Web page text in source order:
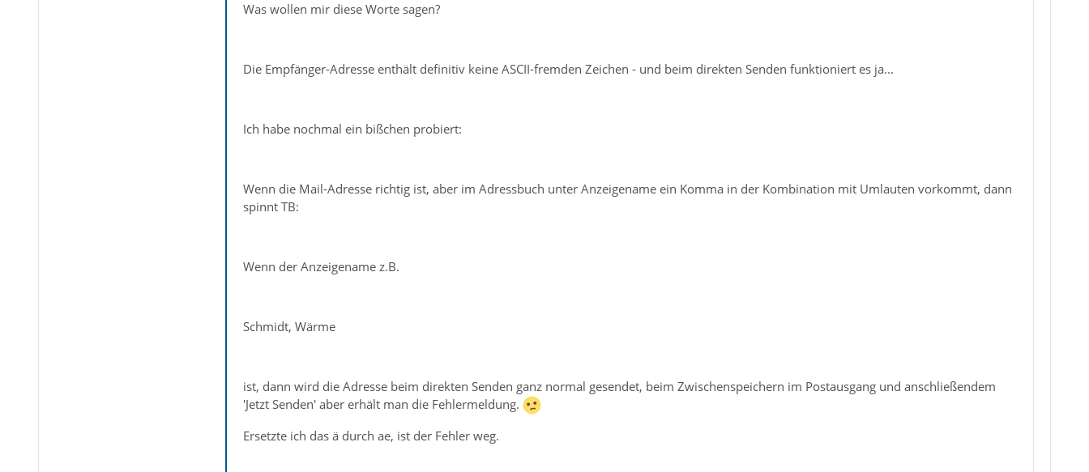
Was wollen mir diese Worte sagen?
Die Empfänger-Adresse enthält definitiv keine ASCII-fremden Zeichen - und beim direkten Senden funktioniert es ja...
Ich habe nochmal ein bißchen probiert:
Wenn die Mail-Adresse richtig ist, aber im Adressbuch unter Anzeigename ein Komma in der Kombination mit Umlauten vorkommt, dann
spinnt TB:
Wenn der Anzeigename z.B.
Schmidt, Wärme
ist, dann wird die Adresse beim direkten Senden ganz normal gesendet, beim Zwischenspeichern im Postausgang und anschließendem
'Jetzt Senden' aber erhält man die Fehlermeldung.
Ersetzte ich das ä durch ae, ist der Fehler weg.